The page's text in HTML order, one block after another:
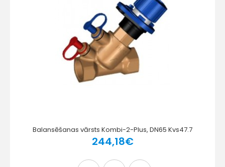
Balansēšanas vārsts Kombi-2-Plus, DN65 Kvs47.7
244,18€